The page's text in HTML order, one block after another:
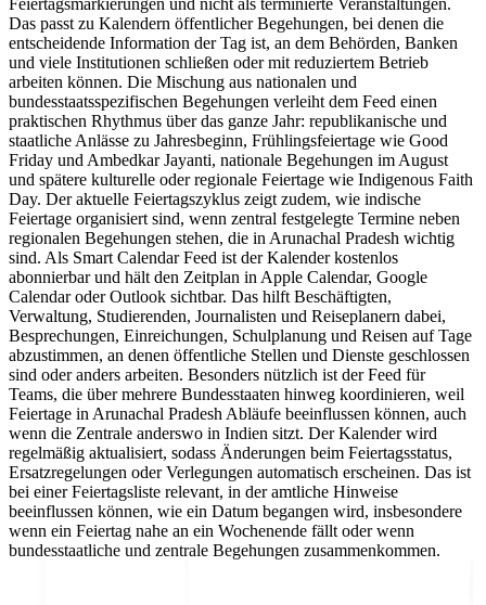
Feiertagsmarkierungen und nicht als terminierte Veranstaltungen.
Das passt zu Kalendern öffentlicher Begehungen, bei denen die
entscheidende Information der Tag ist, an dem Behörden, Banken
und viele Institutionen schließen oder mit reduziertem Betrieb
arbeiten können. Die Mischung aus nationalen und
bundesstaatsspezifischen Begehungen verleiht dem Feed einen
praktischen Rhythmus über das ganze Jahr: republikanische und
staatliche Anlässe zu Jahresbeginn, Frühlingsfeiertage wie Good
Friday und Ambedkar Jayanti, nationale Begehungen im August
und spätere kulturelle oder regionale Feiertage wie Indigenous Faith
Day. Der aktuelle Feiertagszyklus zeigt zudem, wie indische
Feiertage organisiert sind, wenn zentral festgelegte Termine neben
regionalen Begehungen stehen, die in Arunachal Pradesh wichtig
sind. Als Smart Calendar Feed ist der Kalender kostenlos
abonnierbar und hält den Zeitplan in Apple Calendar, Google
Calendar oder Outlook sichtbar. Das hilft Beschäftigten,
Verwaltung, Studierenden, Journalisten und Reiseplanern dabei,
Besprechungen, Einreichungen, Schulplanung und Reisen auf Tage
abzustimmen, an denen öffentliche Stellen und Dienste geschlossen
sind oder anders arbeiten. Besonders nützlich ist der Feed für
Teams, die über mehrere Bundesstaaten hinweg koordinieren, weil
Feiertage in Arunachal Pradesh Abläufe beeinflussen können, auch
wenn die Zentrale anderswo in Indien sitzt. Der Kalender wird
regelmäßig aktualisiert, sodass Änderungen beim Feiertagsstatus,
Ersatzregelungen oder Verlegungen automatisch erscheinen. Das ist
bei einer Feiertagsliste relevant, in der amtliche Hinweise
beeinflussen können, wie ein Datum begangen wird, insbesondere
wenn ein Feiertag nahe an ein Wochenende fällt oder wenn
bundesstaatliche und zentrale Begehungen zusammenkommen.